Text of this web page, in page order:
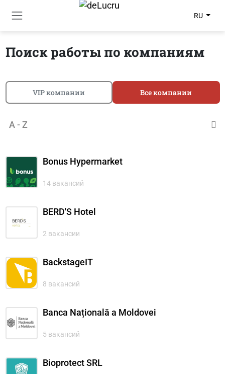
RU
Поиск работы по компаниям
VIP компании Все компании
A - Z
Bonus Hypermarket
14 вакансий
BERD'S Hotel
2 вакансии
BackstageIT
8 вакансий
Banca Națională a Moldovei
5 вакансий
Bioprotect SRL